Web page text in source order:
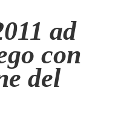
ad
con
del